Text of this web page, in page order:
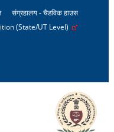
संग्रहालय - चैडविक हाउस
(State/UT Level)